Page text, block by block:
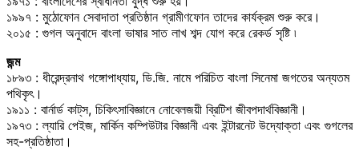
১৯৯৭ : মুঠোফোন সেবাদাতা প্রতিষ্ঠান গ্রামীণফোন তাদের কার্যক্রম শুরু করে।
২০১৫ : গুগল অনুবাদে বাংলা ভাষার সাত লাখ শব্দ যোগ করে রেকর্ড সৃষ্টি ৷
জন্ম
১৮৯৩ : ধীরেন্দ্রনাথ গঙ্গোপাধ্যায়, ডি.জি. নামে পরিচিত বাংলা সিনেমা জগতের অন্যতম
পথিকৃৎ।
১৯১১ : বার্নার্ড কাট্‌স, চিকিৎসাবিজ্ঞানে নোবেলজয়ী ব্রিটিশ জীবপদার্থবিজ্ঞানী।
১৯৭৩ : ল্যারি পেইজ, মার্কিন কম্পিউটার বিজ্ঞানী এবং ইন্টারনেট উদ্যোক্তা এবং গুগলের
সহ-প্রতিষ্ঠাতা।